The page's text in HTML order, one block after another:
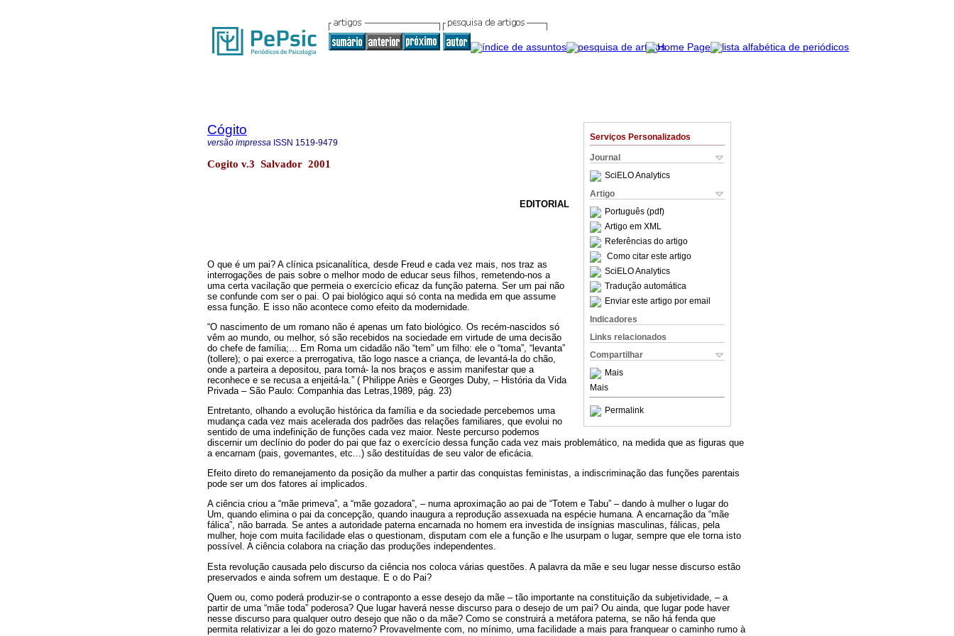
Serviços Personalizados
Journal
SciELO Analytics
Artigo
Português (pdf)
Artigo em XML
Referências do artigo
Como citar este artigo
SciELO Analytics
Tradução automática
Enviar este artigo por email
Indicadores
Links relacionados
Compartilhar
Mais
Mais
Permalink
Cógito
versão impressa ISSN 1519-9479
Cogito v.3 Salvador 2001
EDITORIAL
O que é um pai? A clínica psicanalítica, desde Freud e cada vez mais, nos traz as
interrogações de pais sobre o melhor modo de educar seus filhos, remetendo-nos a
uma certa vacilação que permeia o exercício eficaz da função paterna. Ser um pai não
se confunde com ser o pai. O pai biológico aqui só conta na medida em que assume
essa função. E isso não acontece como efeito da modernidade.
“O nascimento de um romano não é apenas um fato biológico. Os recém-nascidos só
vêm ao mundo, ou melhor, só são recebidos na sociedade em virtude de uma decisão
do chefe de família;... Em Roma um cidadão não “tem” um filho: ele o “toma”, “levanta”
(tollere); o pai exerce a prerrogativa, tão logo nasce a criança, de levantá-la do chão,
onde a parteira a depositou, para tomá- la nos braços e assim manifestar que a
reconhece e se recusa a enjeitá-la.” ( Philippe Ariès e Georges Duby, – História da Vida
Privada – São Paulo: Companhia das Letras,1989, pág. 23)
Entretanto, olhando a evolução histórica da família e da sociedade percebemos uma
mudança cada vez mais acelerada dos padrões das relações familiares, que evolui no
sentido de uma indefinição de funções cada vez maior. Neste percurso podemos
discernir um declínio do poder do pai que faz o exercício dessa função cada vez mais problemático, na medida que as figuras que
a encarnam (pais, governantes, etc...) são destituídas de seu valor de eficácia.
Efeito direto do remanejamento da posição da mulher a partir das conquistas feministas, a indiscriminação das funções parentais
pode ser um dos fatores aí implicados.
A ciência criou a “mãe primeva”, a “mãe gozadora”, – numa aproximação ao pai de “Totem e Tabu” – dando à mulher o lugar do
Um, quando elimina o pai da concepção, quando inaugura a reprodução assexuada na espécie humana. A encarnação da “mãe
fálica”, não barrada. Se antes a autoridade paterna encarnada no homem era investida de insígnias masculinas, fálicas, pela
mulher, hoje com muita facilidade elas o questionam, disputam com ele a função e lhe usurpam o lugar, sempre que ele torna isto
possível. A ciência colabora na criação das produções independentes.
Esta revolução causada pelo discurso da ciência nos coloca várias questões. A palavra da mãe e seu lugar nesse discurso estão
preservados e ainda sofrem um destaque. E o do Pai?
Quem ou, como poderá produzir-se o contraponto a esse desejo da mãe – tão importante na constituição da subjetividade, – a
partir de uma “mãe toda” poderosa? Que lugar haverá nesse discurso para o desejo de um pai? Ou ainda, que lugar pode haver
nesse discurso para qualquer outro desejo que não o da mãe? Como se construirá a metáfora paterna, se não há fenda que
permita relativizar a lei do gozo materno? Provavelmente com, no mínimo, uma facilidade a mais para franquear o caminho rumo à